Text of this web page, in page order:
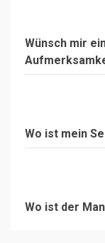
Wünsch mir
Wo ist mein
Wo ist der